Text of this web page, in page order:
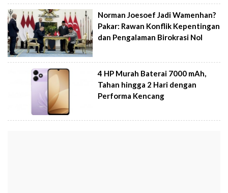
Norman Joesoef Jadi Wamenhan?
Pakar: Rawan Konflik Kepentingan
dan Pengalaman Birokrasi Nol
4 HP Murah Baterai 7000 mAh,
Tahan hingga 2 Hari dengan
Performa Kencang